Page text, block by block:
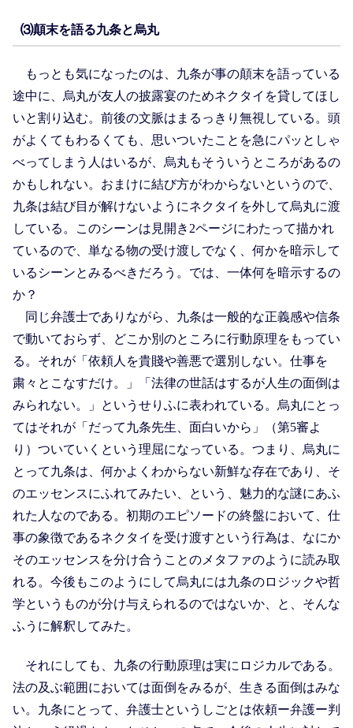
⑶顛末を語る九条と烏丸
もっとも気になったのは、九条が事の顛末を語っている
途中に、烏丸が友人の披露宴のためネクタイを貸してほし
いと割り込む。前後の文脈はまるっきり無視している。頭
がよくてもわるくても、思いついたことを急にパッとしゃ
べってしまう人はいるが、烏丸もそういうところがあるの
かもしれない。おまけに結び方がわからないというので、
九条は結び目が解けないようにネクタイを外して烏丸に渡
している。このシーンは見開き2ページにわたって描かれ
ているので、単なる物の受け渡しでなく、何かを暗示して
いるシーンとみるべきだろう。では、一体何を暗示するの
か？
同じ弁護士でありながら、九条は一般的な正義感や信条
で動いておらず、どこか別のところに行動原理をもってい
る。それが「依頼人を貴賤や善悪で選別しない。仕事を
粛々とこなすだけ。」「法律の世話はするが人生の面倒は
みられない。」というせりふに表われている。烏丸にとっ
てはそれが「だって九条先生、面白いから」（第5審よ
り）ついていくという理屈になっている。つまり、烏丸に
とって九条は、何かよくわからない新鮮な存在であり、そ
のエッセンスにふれてみたい、という、魅力的な謎にあふ
れた人なのである。初期のエピソードの終盤において、仕
事の象徴であるネクタイを受け渡すという行為は、なにか
そのエッセンスを分け合うことのメタファのように読み取
れる。今後もこのようにして烏丸には九条のロジックや哲
学というものが分け与えられるのではないか、と、そんな
ふうに解釈してみた。
それにしても、九条の行動原理は実にロジカルである。
法の及ぶ範囲においては面倒をみるが、生きる面倒はみな
い。九条にとって、弁護士というしごとは依頼ー弁護ー判